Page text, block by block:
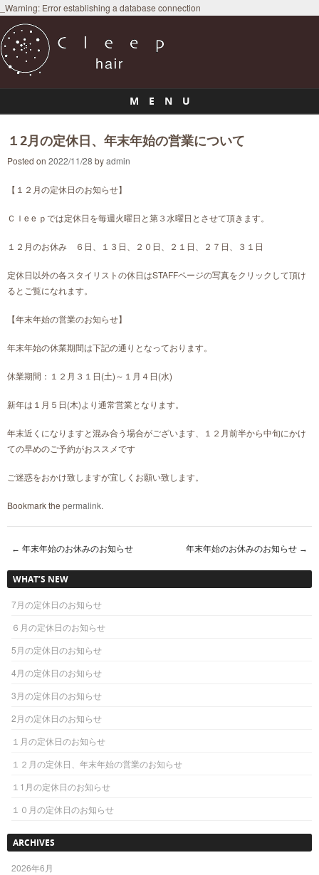
_Warning: Error establishing a database connection
M E N U
１2月の定休日、年末年始の営業について
Posted on 2022/11/28 byadmin
【１２月の定休日のお知らせ】
Ｃｌe e ｐでは定休日を毎週火曜日と第３水曜日とさせて頂きます。
１２月のお休み ６日、１３日、２０日、２１日、２７日、３１日
定休日以外の各スタイリストの休日はSTAFFページの写真をクリックして頂け
るとご覧になれます。
【年末年始の営業のお知らせ】
年末年始の休業期間は下記の通りとなっております。
休業期間：１２月３１日(土)～１月４日(水)
新年は１月５日(木)より通常営業となります。
年末近くになりますと混み合う場合がございます、１２月前半から中旬にかけ
ての早めのご予約がおススメです
ご迷惑をおかけ致しますが宜しくお願い致します。
Bookmark the permalink.
Post navigation
← 年末年始のお休みのお知らせ 年末年始のお休みのお知らせ →
WHAT’S NEW
7月の定休日のお知らせ
６月の定休日のお知らせ
5月の定休日のお知らせ
4月の定休日のお知らせ
3月の定休日のお知らせ
2月の定休日のお知らせ
１月の定休日のお知らせ
１２月の定休日、年末年始の営業のお知らせ
１1月の定休日のお知らせ
１０月の定休日のお知らせ
ARCHIVES
2026年6月